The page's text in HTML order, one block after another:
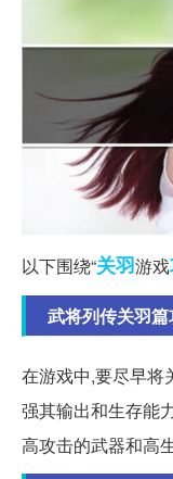
以下围绕“关羽游戏
武将列传关羽
在游戏中,要尽早将
强其输出和生存能
高攻击的武器和高